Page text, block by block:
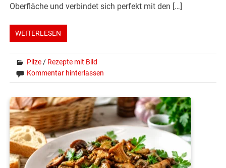
Oberfläche und verbindet sich perfekt mit den […]
WEITERLESEN
Pilze / Rezepte mit Bild
Kommentar hinterlassen